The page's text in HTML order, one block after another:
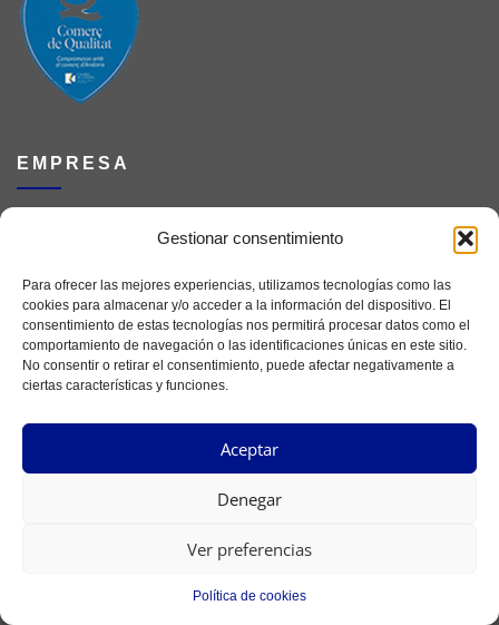
Gestionar consentimiento
Para ofrecer las mejores experiencias, utilizamos tecnologías como las
cookies para almacenar y/o acceder a la información del dispositivo. El
consentimiento de estas tecnologías nos permitirá procesar datos como el
comportamiento de navegación o las identificaciones únicas en este sitio.
No consentir o retirar el consentimiento, puede afectar negativamente a
ciertas características y funciones.
Aceptar
Denegar
Ver preferencias
Política de cookies
EMPRESA
Ferretería Online
Catálogos de Herramientas
Tendencias